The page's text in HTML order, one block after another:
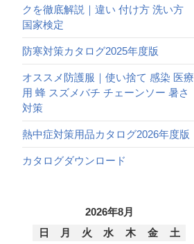
クを徹底解説｜違い 付け方 洗い方
国家検定
防寒対策カタログ2025年度版
オススメ防護服｜使い捨て 感染 医療
用 蜂 スズメバチ チェーンソー 暑さ
対策
熱中症対策用品カタログ2026年度版
カタログダウンロード
2026年8月
日
月 火 水 木 金
土